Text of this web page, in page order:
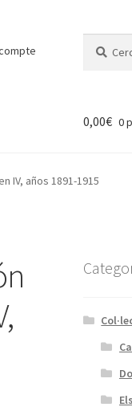
0,00€ 0
IV, años 1891-1915